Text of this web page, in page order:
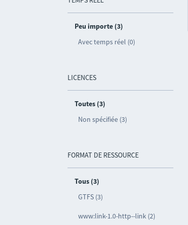
Peu importe (3)
Avec temps réel (0)
LICENCES
Toutes (3)
Non spécifiée (3)
FORMAT DE RESSOURCE
Tous (3)
GTFS (3)
www:link-1.0-http--link (2)